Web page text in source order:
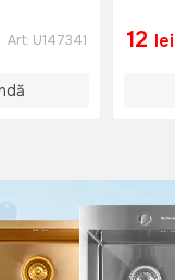
Art: U147341 12 lei